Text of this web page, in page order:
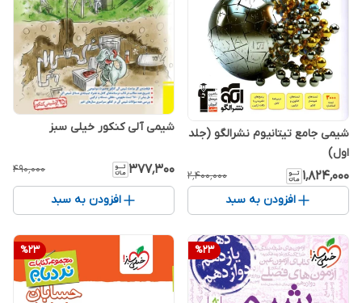
شیمی جامع تیتانیوم نشرالگو (جلد
اول)
۱٬۸۲۴٬۰۰۰ ۲٬۴۰۰٬۰۰۰
افزودن به سبد
شیمی آلی کنکور خیلی سبز
۳۷۷٬۳۰۰ ۴۹۰٬۰۰۰
افزودن به سبد
%23
%23